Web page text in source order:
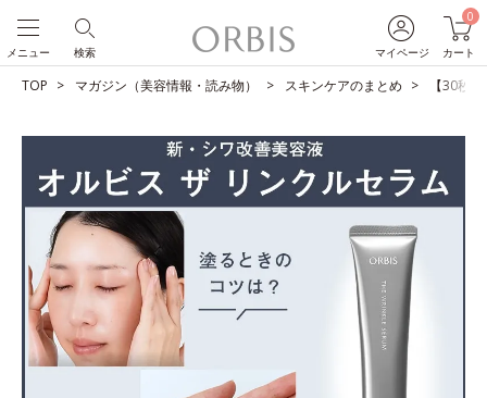
マイページ
0
カート
検索
メニュー
TOP マガジン（美容情報・読み物） スキンケアのまとめ 【30秒